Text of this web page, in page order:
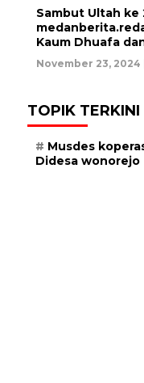
Sambut Ultah ke
Kaum Dhuafa
November 23, 2024
TOPIK TERKINI
Musdes
Didesa wonorejo